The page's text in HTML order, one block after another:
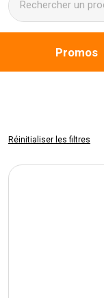
Promos
Réinitialiser les filtres